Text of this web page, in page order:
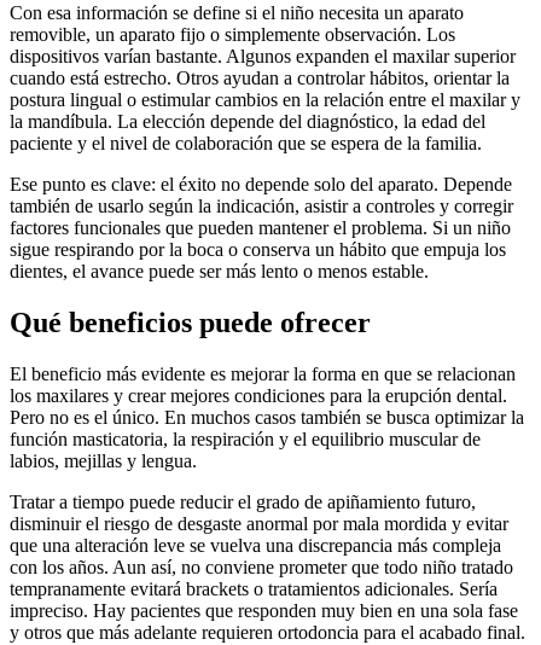
Con esa información se define si el niño necesita un aparato
removible, un aparato fijo o simplemente observación. Los
dispositivos varían bastante. Algunos expanden el maxilar superior
cuando está estrecho. Otros ayudan a controlar hábitos, orientar la
postura lingual o estimular cambios en la relación entre el maxilar y
la mandíbula. La elección depende del diagnóstico, la edad del
paciente y el nivel de colaboración que se espera de la familia.
Ese punto es clave: el éxito no depende solo del aparato. Depende
también de usarlo según la indicación, asistir a controles y corregir
factores funcionales que pueden mantener el problema. Si un niño
sigue respirando por la boca o conserva un hábito que empuja los
dientes, el avance puede ser más lento o menos estable.
Qué beneficios puede ofrecer
El beneficio más evidente es mejorar la forma en que se relacionan
los maxilares y crear mejores condiciones para la erupción dental.
Pero no es el único. En muchos casos también se busca optimizar la
función masticatoria, la respiración y el equilibrio muscular de
labios, mejillas y lengua.
Tratar a tiempo puede reducir el grado de apiñamiento futuro,
disminuir el riesgo de desgaste anormal por mala mordida y evitar
que una alteración leve se vuelva una discrepancia más compleja
con los años. Aun así, no conviene prometer que todo niño tratado
tempranamente evitará brackets o tratamientos adicionales. Sería
impreciso. Hay pacientes que responden muy bien en una sola fase
y otros que más adelante requieren ortodoncia para el acabado final.